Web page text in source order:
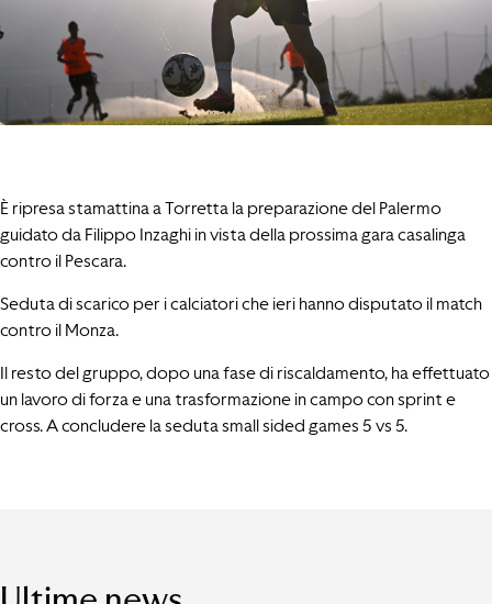
È ripresa stamattina a Torretta la preparazione del Palermo
guidato da Filippo Inzaghi in vista della prossima gara casalinga
contro il Pescara.
Seduta di scarico per i calciatori che ieri hanno disputato il match
contro il Monza.
Il resto del gruppo, dopo una fase di riscaldamento, ha effettuato
un lavoro di forza e una trasformazione in campo con sprint e
cross. A concludere la seduta small sided games 5 vs 5.